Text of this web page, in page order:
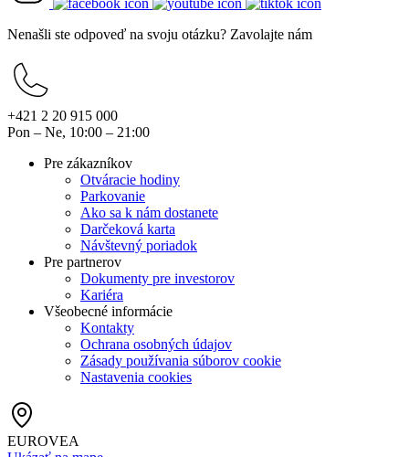
Nenašli ste odpoveď na svoju otázku? Zavolajte nám
+421 2 20 915 000
Pon – Ne, 10:00 – 21:00
Pre zákazníkov
Otváracie hodiny
Parkovanie
Ako sa k nám dostanete
Darčeková karta
Návštevný poriadok
Pre partnerov
Dokumenty pre investorov
Kariéra
Všeobecné informácie
Kontakty
Ochrana osobných údajov
Zásady používania súborov cookie
Nastavenia cookies
EUROVEA